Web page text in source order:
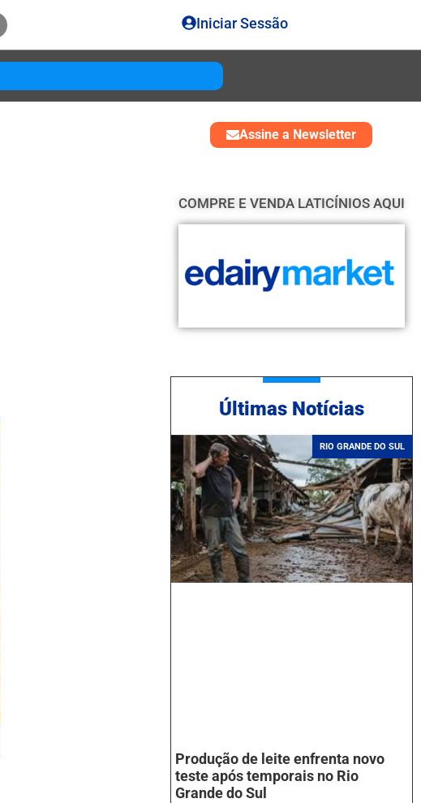
Iniciar Sessão
Assine a Newsletter
COMPRE E VENDA LATICÍNIOS AQUI
Ú ltimas Notícias
RIO GRANDE DO SUL
Produção de leite enfrenta novo
teste após temporais no Rio
Grande do Sul